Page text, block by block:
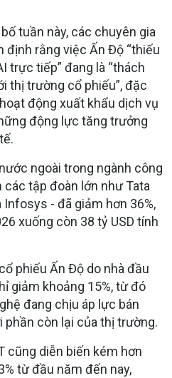
tuần này, các chuyên gia
định rằng việc Ấn Độ “thiếu
trực tiếp” đang là “thách
thị trường cổ phiếu”, đặc
động xuất khẩu dịch vụ
động lực tăng trưởng
ngoài trong ngành công
tập đoàn lớn như Tata
- đã giảm hơn 36%,
xuống còn 38 tỷ USD tính
phiếu Ấn Độ do nhà đầu
giảm khoảng 15%, từ đó
đang chịu áp lực bán
phần còn lại của thị trường.
cũng diễn biến kém hơn
từ đầu năm đến nay,